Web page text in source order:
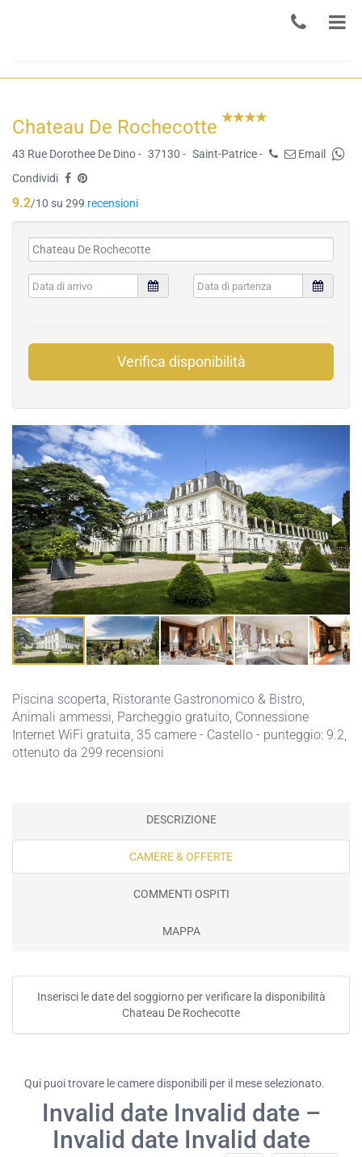
Chateau De Rochecotte
43 Rue Dorothee De Dino - 37130 - Saint-Patrice -
Email
Condividi
9.2/10 su 299 recensioni
Verifica disponibilità
Piscina scoperta, Ristorante Gastronomico & Bistro,
Animali ammessi, Parcheggio gratuito, Connessione
Internet WiFi gratuita, 35 camere - Castello - punteggio: 9.2,
ottenuto da 299 recensioni
DESCRIZIONE
CAMERE & OFFERTE
COMMENTI OSPITI
MAPPA
Inserisci le date del soggiorno per verificare la disponibilità
Chateau De Rochecotte
Qui puoi trovare le camere disponibili per il mese selezionato.
Invalid date Invalid date –
Invalid date Invalid date